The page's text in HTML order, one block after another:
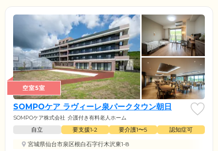
空室5室
SOMPOケア ラヴィーレ泉パークタウン朝日
SOMPOケア株式会社 介護付き有料老人ホーム
自立 要支援1•2 要介護1〜5
認知症可
宮城県仙台市泉区根白石字行木沢東1-8